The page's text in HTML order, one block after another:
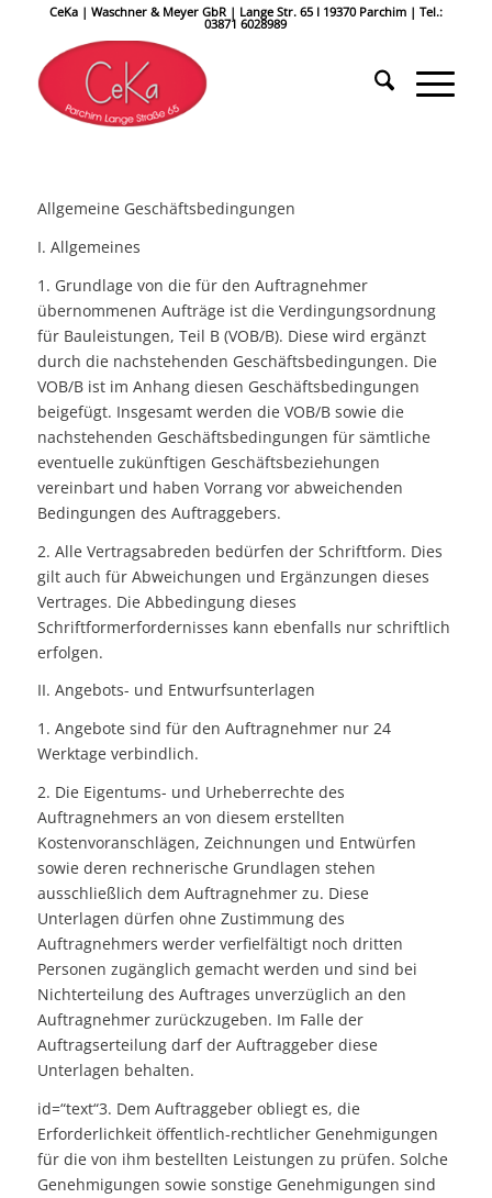
CeKa | Waschner & Meyer GbR | Lange Str. 65 I 19370 Parchim | Tel.:
03871 6028989
Allgemeine Geschäftsbedingungen
I. Allgemeines
1. Grundlage von die für den Auftragnehmer
übernommenen Aufträge ist die Verdingungsordnung
für Bauleistungen, Teil B (VOB/B). Diese wird ergänzt
durch die nachstehenden Geschäftsbedingungen. Die
VOB/B ist im Anhang diesen Geschäftsbedingungen
beigefügt. Insgesamt werden die VOB/B sowie die
nachstehenden Geschäftsbedingungen für sämtliche
eventuelle zukünftigen Geschäftsbeziehungen
vereinbart und haben Vorrang vor abweichenden
Bedingungen des Auftraggebers.
2. Alle Vertragsabreden bedürfen der Schriftform. Dies
gilt auch für Abweichungen und Ergänzungen dieses
Vertrages. Die Abbedingung dieses
Schriftformerfordernisses kann ebenfalls nur schriftlich
erfolgen.
II. Angebots- und Entwurfsunterlagen
1. Angebote sind für den Auftragnehmer nur 24
Werktage verbindlich.
2. Die Eigentums- und Urheberrechte des
Auftragnehmers an von diesem erstellten
Kostenvoranschlägen, Zeichnungen und Entwürfen
sowie deren rechnerische Grundlagen stehen
ausschließlich dem Auftragnehmer zu. Diese
Unterlagen dürfen ohne Zustimmung des
Auftragnehmers werder verfielfältigt noch dritten
Personen zugänglich gemacht werden und sind bei
Nichterteilung des Auftrages unverzüglich an den
Auftragnehmer zurückzugeben. Im Falle der
Auftragserteilung darf der Auftraggeber diese
Unterlagen behalten.
id=“text“3. Dem Auftraggeber obliegt es, die
Erforderlichkeit öffentlich-rechtlicher Genehmigungen
für die von ihm bestellten Leistungen zu prüfen. Solche
Genehmigungen sowie sonstige Genehmigungen sind